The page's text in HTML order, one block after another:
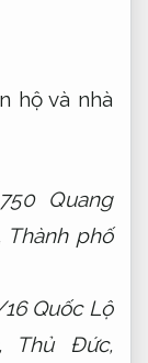
750 Quang
Thành phố
Quốc Lộ
Thủ Đức,